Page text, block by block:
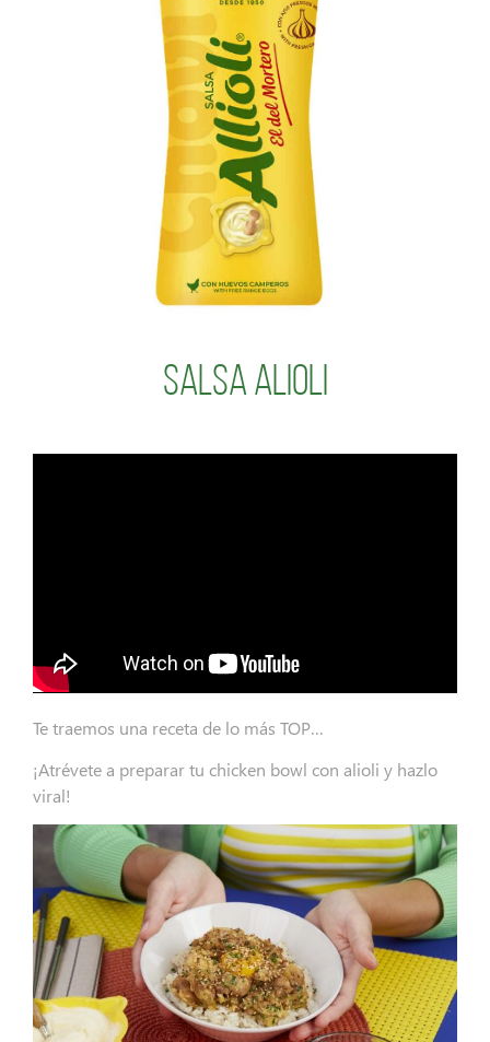
Salsa Alioli
Te traemos una receta de lo más TOP…
¡Atrévete a preparar tu chicken bowl con alioli y hazlo
viral!